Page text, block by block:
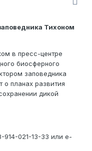
Тихоном
в пресс-центре
биосферного
заповедника
планах развития
дикой
914-021-13-33 или e-